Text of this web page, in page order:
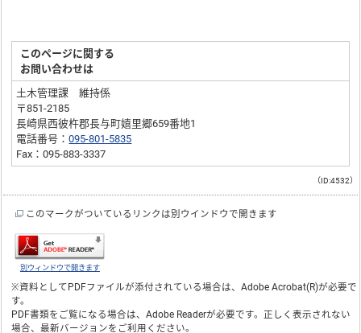
このページに関する
お問い合わせは
土木管理課 維持係
〒851-2185
長崎県西彼杵郡長与町嬉里郷659番地1
電話番号：095-801-5835
Fax：095-883-3337
（ID:4532）
このマークがついているリンクは別ウインドウで開きます
別ウィンドウで開きます
※資料としてPDFファイルが添付されている場合は、Adobe Acrobat(R)が必要で
す。
PDF書類をご覧になる場合は、Adobe Readerが必要です。正しく表示されない
場合、最新バージョンをご利用ください。